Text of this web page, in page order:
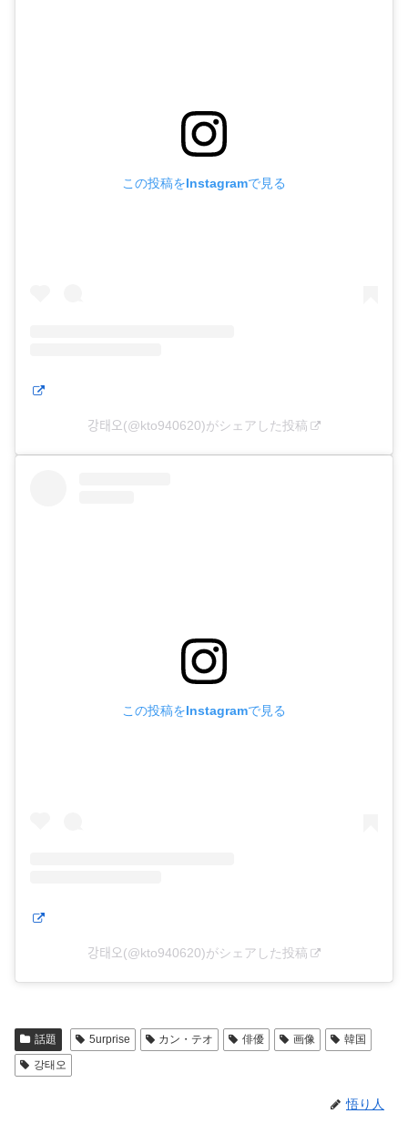
この投稿をInstagramで見る
강태오(@kto940620)がシェアした投稿
この投稿をInstagramで見る
강태오(@kto940620)がシェアした投稿
話題 5urprise カン・テオ 俳優 画像
韓国
강태오
悟り人